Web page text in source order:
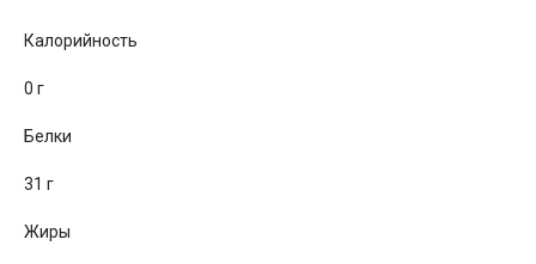
Калорийность
0 г
Белки
31 г
Жиры